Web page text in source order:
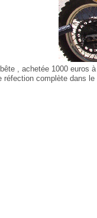
, achetée 1000 euros
réfection complète dans